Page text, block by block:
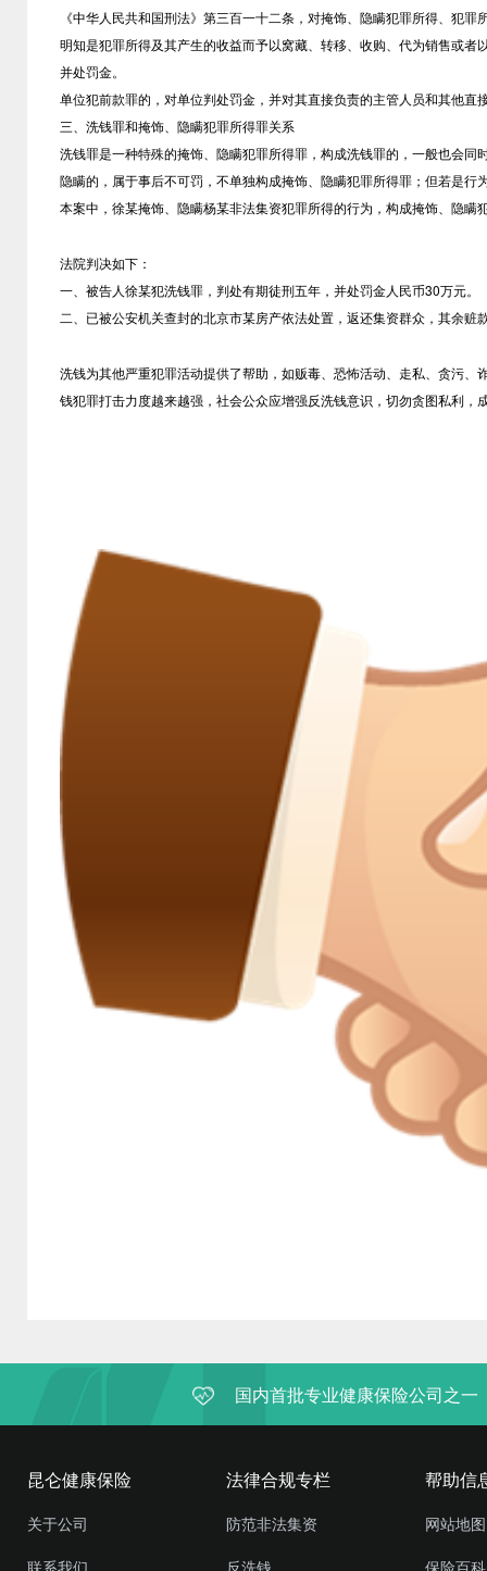
《中华人民共和国刑法》第三百一十二条，对掩饰、隐瞒犯罪所得、犯罪
明知是犯罪所得及其产生的收益而予以窝藏、转移、收购、代为销售或
并处罚金。
单位犯前款罪的，对单位判处罚金，并对其直接负责的主管人员和其他直
三、洗钱罪和掩饰、隐瞒犯罪所得罪关系
洗钱罪是一种特殊的掩饰、隐瞒犯罪所得罪，构成洗钱罪的，一般也会
隐瞒的，属于事后不可罚，不单独构成掩饰、隐瞒犯罪所得罪；但若是
本案中，徐某掩饰、隐瞒杨某非法集资犯罪所得的行为，构成掩饰、隐
法院判决如下：
一、被告人徐某犯洗钱罪，判处有期徒刑五年，并处罚金人民币30万元。
二、已被公安机关查封的北京市某房产依法处置，返还集资群众，其余赃
洗钱为其他严重犯罪活动提供了帮助，如贩毒、恐怖活动、走私、贪污
钱犯罪打击力度越来越强，社会公众应增强反洗钱意识，切勿贪图私利
国内首批专业健康保险公司之一
昆仑健康保险
关于公司
联系我们
法律合规专栏
防范非法集资
反洗钱
帮助信
网站地图
保险百科